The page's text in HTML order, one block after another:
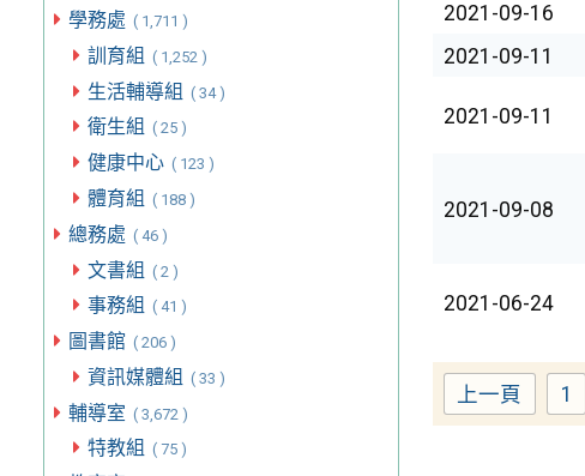
學務處 ( 1,711 )
訓育組 ( 1,252 )
生活輔導組 ( 34 )
衛生組 ( 25 )
健康中心 ( 123 )
體育組 ( 188 )
總務處 ( 46 )
文書組 ( 2 )
事務組 ( 41 )
圖書館 ( 206 )
資訊媒體組 ( 33 )
輔導室 ( 3,672 )
特教組 ( 75 )
2021-09-16
2021-09-11
2021-09-11
2021-09-08
2021-06-24
上一頁 1